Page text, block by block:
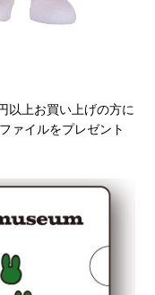
上お買い上げの方に
ァイルをプレゼント